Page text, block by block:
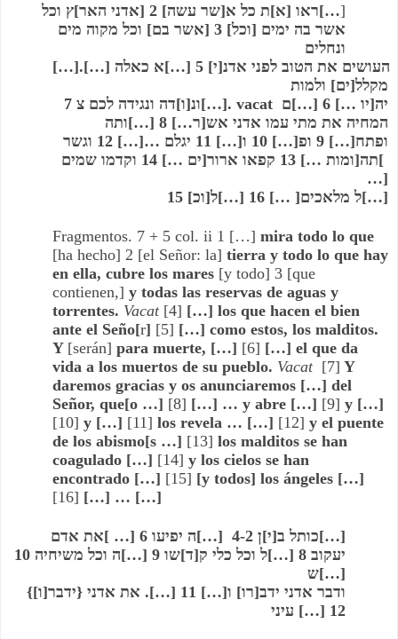
[…]ראו [א]ת כל א[שר עשה] 2 [אדני האר]ץ וכל
ונחלים
[…].[…]העושים את הטוב לפני אדנ[י] 5 […]א כאלה
מקלל[ים] ולמות
7 ונ[ו]דה ונגידה לכם צ[…]. vacat יה[יו …] 6 […]ם
המחיה את מתי עמו
ופתח[…] 9 ופ[…] 10 ו[…] 11 יגלם …[…]
תה[ומות …] 13 קפאו ארור[ים …] 14 וקדמו שמים[
…]
15 [וכ]ל מלאכים[ …] 16 […]ל[…]
Fragmentos. 7 + 5 col. ii 1 […]
[ha hecho] 2 [el Señor: la] tierra y todo lo que hay
en ella, cubre los mares [y todo] 3 [que
contienen,] y todas las reservas de aguas y
torrentes. Vacat [4] […] los que hacen el bien
ante el Seño[r] [5] […] como estos, los malditos.
Y [serán] para muerte, […] [6] […] el que da
vida a los muertos de su pueblo. Vacat [7] Y
daremos gracias y os anunciaremos […] del
Señor, que[o …] [8] […] … y abre […] [9]
[10] y […] [11] los revela … […] [12] y el puente
de los abismo[s …] [13] los malditos se han
coagulado […] [14] y los cielos se han
encontrado […] [15]
[16] […] … […]
[…]כותל ב[י]ן 4-2  […]ה יפיעו 6 [… ]את אדם
[…]ש
12 […] עיני